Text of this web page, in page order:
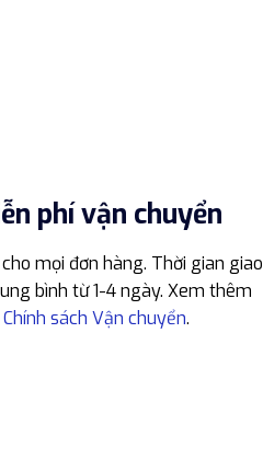
phí vận chuyển
mọi đơn hàng. Thời gian giao
bình từ 1-4 ngày. Xem thêm
Chính sách Vận chuyển.